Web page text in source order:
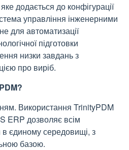
додається до конфігурації
управління інженерними
для автоматизації
підготовки
низки завдань з
про виріб.
Використання TrinityPDM
ERP дозволяє всім
єдиному середовищі, з
базою.